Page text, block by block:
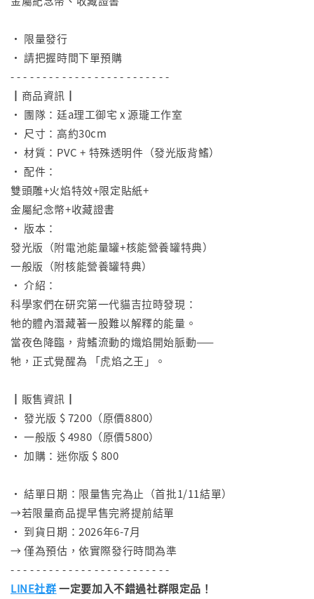
• 限量發行
• 請把握時間下單預購
- - - - - - - - - - - - - - - - - - - - - - - - -
┃商品資訊┃
• 團隊：廷a理工御宅 x 源瓏工作室
• 尺寸：高約30cm
• 材質：PVC + 特殊透明件（發光版背鰭）
• 配件：
雙頭雕+火焰特效+限定貼紙+
金屬紀念幣+收藏證書
• 版本：
發光版（附電池能量罐+核能營養罐特典）
一般版（附核能營養罐特典）
• 介紹：
科學家們在研究第一代貓吉拉時發現：
牠的體內潛藏著一股難以解釋的能量。
當夜色降臨，背鰭流動的熾焰開始脈動——
牠，正式覺醒為 「虎焰之王」。
┃販售資訊┃
• 發光版 $ 7200（原價8800）
• 一般版 $ 4980（原價5800）
• 加購：迷你版 $ 800
• 結單日期：限量售完為止（首批1/11結單）
→若限量商品提早售完將提前結單
• 到貨日期：2026年6-7月
→ 僅為預估，依實際發行時間為準
- - - - - - - - - - - - - - - - - - - - - - - - -
LINE社群一定要加入不錯過社群限定品！